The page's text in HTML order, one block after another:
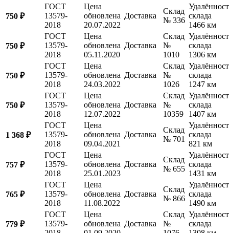
750 ₽
ГОСТ
13579-
2018
Цена
обновлена
20.07.2022
Доставка
Склад
№ 336
склада
1466 км
750 ₽
ГОСТ
13579-
2018
Цена
обновлена
05.11.2020
Доставка
Склад
№
1010
склада
1306 км
750 ₽
ГОСТ
13579-
2018
Цена
обновлена
24.03.2022
Доставка
Склад
№
1026
склада
1247 км
750 ₽
ГОСТ
13579-
2018
Цена
обновлена
12.07.2022
Доставка
Склад
№
10359
склада
1407 км
1 368 ₽
ГОСТ
13579-
2018
Цена
обновлена
09.04.2021
Доставка
Склад
№ 701
склада
821 км
757 ₽
ГОСТ
13579-
2018
Цена
обновлена
25.01.2023
Доставка
Склад
№ 655
склада
1431 км
765 ₽
ГОСТ
13579-
2018
Цена
обновлена
11.08.2022
Доставка
Склад
№ 866
склада
1490 км
779 ₽
ГОСТ
13579-
Цена
обновлена Доставка
Склад
№
склада